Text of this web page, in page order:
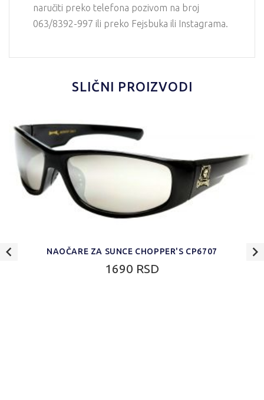
naručiti preko telefona pozivom na broj
063/8392-997 ili preko Fejsbuka ili Instagrama.
SLIČNI PROIZVODI
NAOČARE ZA SUNCE CHOPPER'S CP6707
1690 RSD